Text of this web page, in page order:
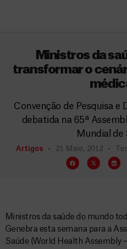
r
Ministros da
transformar o
Convenção de Pesquisa e
debatida na 65ª
Mundial de
Artigos 21 Maio, 2012
Ministros da saúde do mundo
Genebra esta semana para a
Saúde (World Health Assembly
c
a
r